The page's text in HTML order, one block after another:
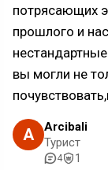
потрясающих
прошлого и
вы могли не
A
Arcibali
Турист
4 1